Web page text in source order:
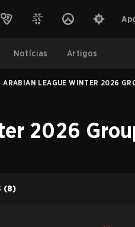
Notícias Artigos
ARABIAN LEAGUE WINTER 2026
2026
(8)